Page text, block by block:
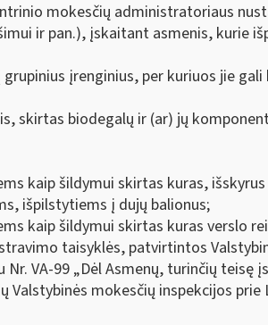
mokesčių administratoriaus
ir pan.), įskaitant asmenis, kurie
įrenginius, per kuriuos jie
skirtas biodegalų ir (ar) jų
kaip šildymui skirtas kuras,
išpilstytiems į dujų balionus;
kaip šildymui skirtas kuras verslo
taisyklės, patvirtintos
VA-99 „Dėl Asmenų, turinčių teisę
mokesčių inspekcijos prie